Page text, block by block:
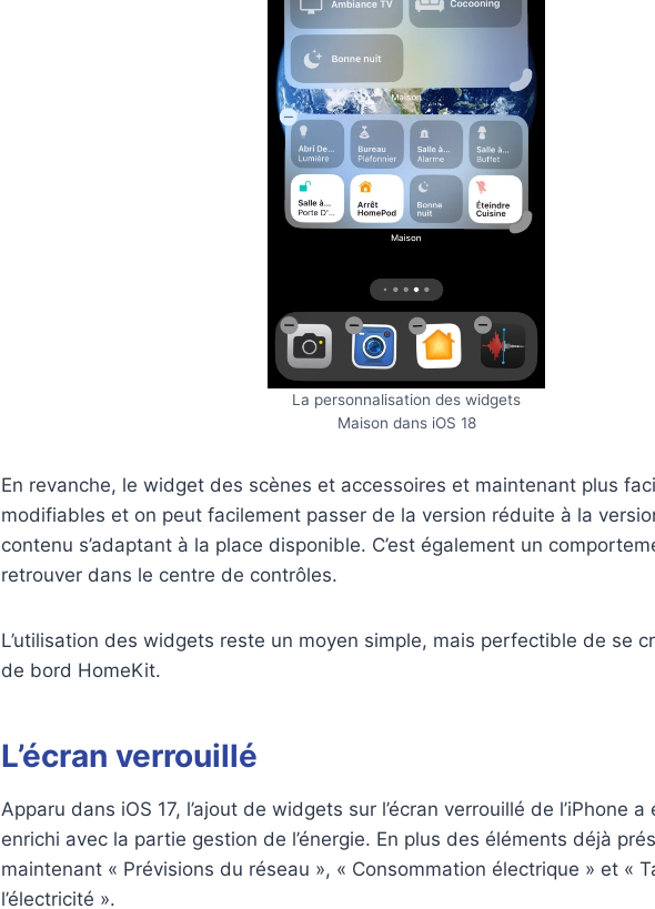
La personnalisation des widgets
Maison dans iOS 18
En revanche, le widget des scènes et accessoires et maintenant plus
modifiables et on peut facilement passer de la version réduite à la
contenu s’adaptant à la place disponible. C’est également un
retrouver dans le centre de contrôles.
L’utilisation des widgets reste un moyen simple, mais perfectible de se
de bord HomeKit.
L’écran verrouillé
Apparu dans iOS 17, l’ajout de widgets sur l’écran verrouillé de l’iPhone
enrichi avec la partie gestion de l’énergie. En plus des éléments déjà
maintenant « Prévisions du réseau », « Consommation électrique » et «
l’électricité ».